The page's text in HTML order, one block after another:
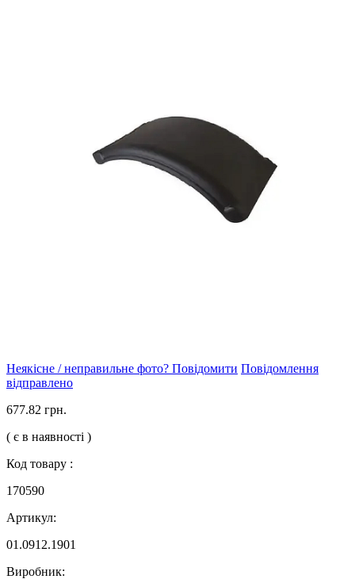
Неякісне / неправильне фото? Повідомити Повідомлення
відправлено
677.82 грн.
( є в наявності )
Код товару :
170590
Артикул:
01.0912.1901
Виробник: